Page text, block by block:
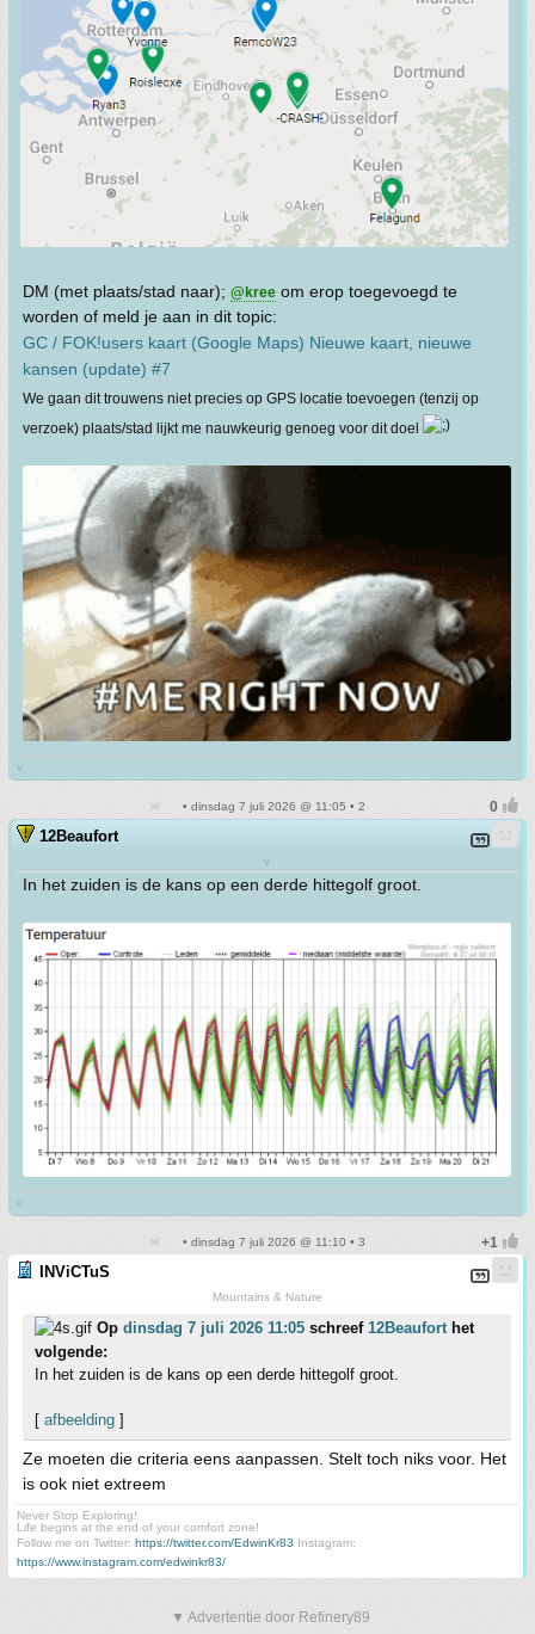
DM (met plaats/stad naar); @kree om erop toegevoegd te
worden of meld je aan in dit topic:
GC / FOK!users kaart (Google Maps) Nieuwe kaart, nieuwe
kansen (update) #7
We gaan dit trouwens niet precies op GPS locatie toevoegen (tenzij op
verzoek) plaats/stad lijkt me nauwkeurig genoeg voor dit doel
v
• dinsdag 7 juli 2026 @ 11:05 • 2
12Beaufort
v
In het zuiden is de kans op een derde hittegolf groot.
v
• dinsdag 7 juli 2026 @ 11:10 • 3
INViCTuS
Mountains & Nature
Op dinsdag 7 juli 2026 11:05 schreef 12Beaufort het
volgende:
In het zuiden is de kans op een derde hittegolf groot.
[ afbeelding ]
Ze moeten die criteria eens aanpassen. Stelt toch niks voor. Het
is ook niet extreem
Never Stop Exploring!
Life begins at the end of your comfort zone!
Follow me on Twitter: https://twitter.com/EdwinKr83 Instagram:
https://www.instagram.com/edwinkr83/
▼ Advertentie door Refinery89